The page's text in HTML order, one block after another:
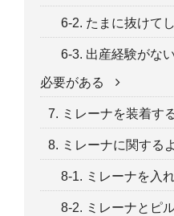
6-2. たまに抜けて
6-3. 出産経験がな
必要がある
7. ミレーナを装着す
8. ミレーナに関する
8-1. ミレーナを入
8-2. ミレーナとピ